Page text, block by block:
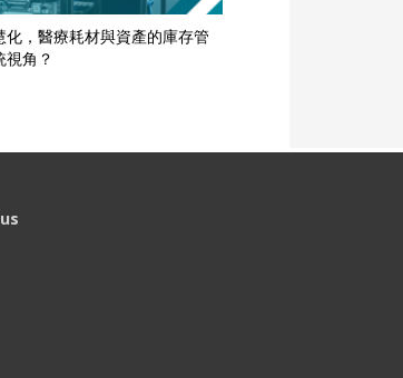
，醫療耗材與資產的庫存管
角？